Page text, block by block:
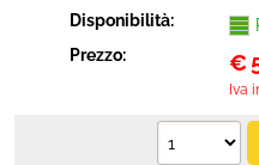
Disponibilità:
Prezzo:
€
Iva